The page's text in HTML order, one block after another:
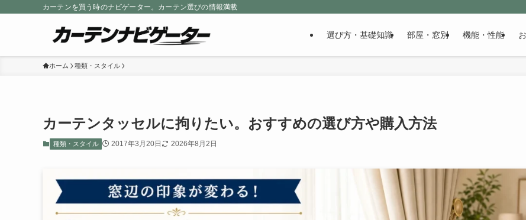
カーテンを買う時のナビゲーター。カーテン選びの情報満載
選び方・基礎知識 部屋・窓別 機能・性能
ホーム 種類・スタイル
カーテンタッセルに拘りたい。おすすめの選び方や購入方法
種類・スタイル 2017年3月20日 2026年8月2日